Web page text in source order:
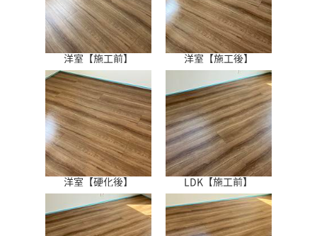
洋室【施工前】 洋室【施工後】
洋室【硬化後】 LDK【施工前】